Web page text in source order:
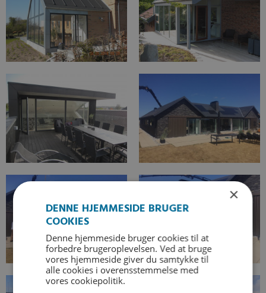
×
DENNE HJEMMESIDE BRUGER
COOKIES
Denne hjemmeside bruger cookies til at
forbedre brugeroplevelsen. Ved at bruge
vores hjemmeside giver du samtykke til
alle cookies i overensstemmelse med
vores cookiepolitik.